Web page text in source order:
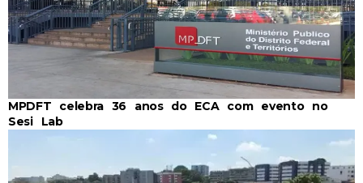
MPDFT celebra 36 anos do ECA com evento no
Sesi Lab